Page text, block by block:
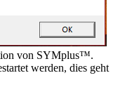
von SYMplus™.
werden, dies geht